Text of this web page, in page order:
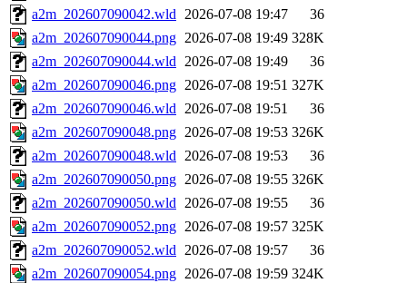
a2m_202607090042.wld 2026-07-08 19:47
36
a2m_202607090044.png 2026-07-08 19:49 328K
a2m_202607090044.wld 2026-07-08 19:49
36
a2m_202607090046.png 2026-07-08 19:51 327K
a2m_202607090046.wld 2026-07-08 19:51
36
a2m_202607090048.png 2026-07-08 19:53 326K
a2m_202607090048.wld 2026-07-08 19:53
36
a2m_202607090050.png 2026-07-08 19:55 326K
a2m_202607090050.wld 2026-07-08 19:55
36
a2m_202607090052.png 2026-07-08 19:57 325K
a2m_202607090052.wld 2026-07-08 19:57
36
a2m_202607090054.png 2026-07-08 19:59 324K